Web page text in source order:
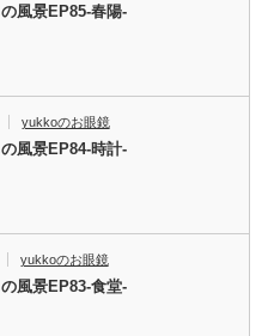
風景EP85-春陽-
yukkoのお眼鏡
風景EP84-時計-
yukkoのお眼鏡
風景EP83-食堂-